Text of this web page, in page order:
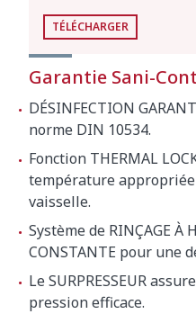
eau/cycle
Arrêt automatique par
inactivité
Consommation
Puissance
Puissance de la pompe
Puissance chaudière
TÉLÉCHARGER
Garantie Sani-
DÉSINFECTION
norme DIN 10534.
Fonction THERMAL
température
vaisselle.
Système de RINÇAGE À
CONSTANTE pour une
Le SURPRESSEUR
pression efficace.